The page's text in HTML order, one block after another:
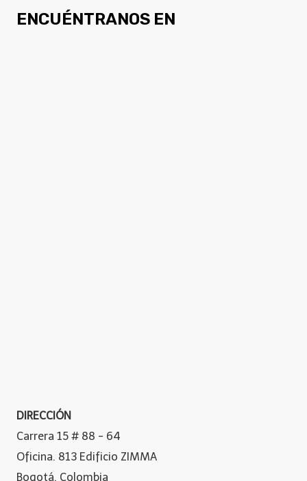
ENCUÉNTRANOS EN
DIRECCIÓN
Carrera 15 # 88 - 64
Oficina. 813 Edificio ZIMMA
Bogotá, Colombia